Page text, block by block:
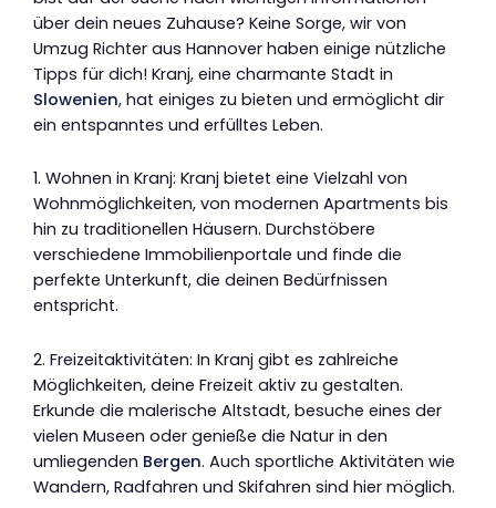
über dein neues Zuhause? Keine Sorge, wir von
Umzug Richter aus Hannover haben einige nützliche
Tipps für dich! Kranj, eine charmante Stadt in
Slowenien, hat einiges zu bieten und ermöglicht dir
ein entspanntes und erfülltes Leben.
1. Wohnen in Kranj: Kranj bietet eine Vielzahl von
Wohnmöglichkeiten, von modernen Apartments bis
hin zu traditionellen Häusern. Durchstöbere
verschiedene Immobilienportale und finde die
perfekte Unterkunft, die deinen Bedürfnissen
entspricht.
2. Freizeitaktivitäten: In Kranj gibt es zahlreiche
Möglichkeiten, deine Freizeit aktiv zu gestalten.
Erkunde die malerische Altstadt, besuche eines der
vielen Museen oder genieße die Natur in den
umliegenden Bergen. Auch sportliche Aktivitäten wie
Wandern, Radfahren und Skifahren sind hier möglich.